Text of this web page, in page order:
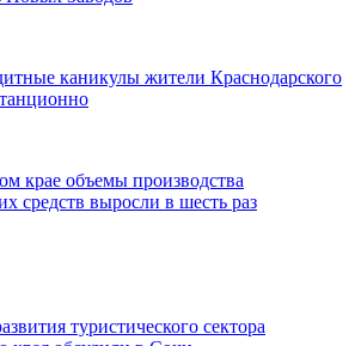
каникулы жители Краснодарского
крае объемы производства
средств выросли в шесть раз
туристического сектора